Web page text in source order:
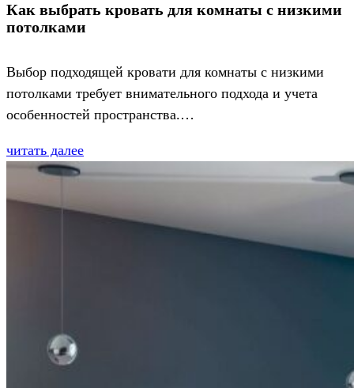
Как выбрать кровать для комнаты с низкими
потолками
Выбор подходящей кровати для комнаты с низкими
потолками требует внимательного подхода и учета
особенностей пространства.…
читать далее